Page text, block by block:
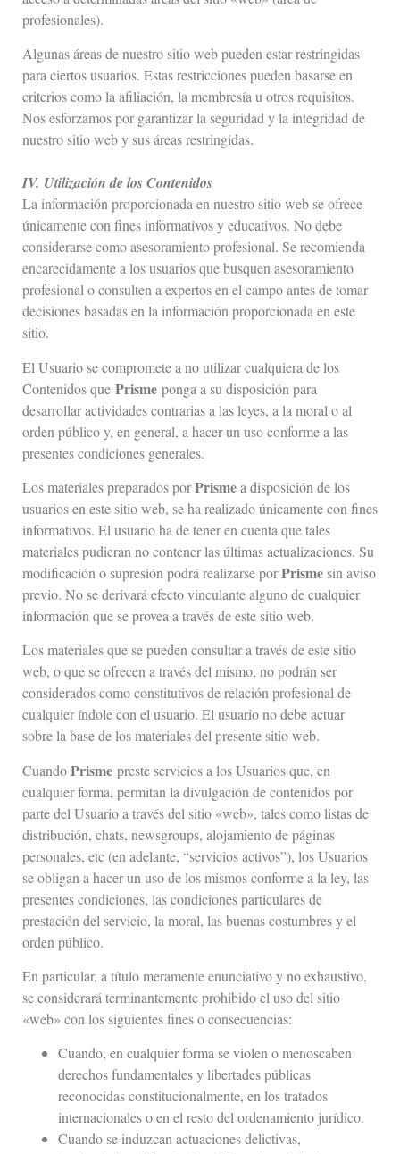
profesionales).
Algunas áreas de nuestro sitio web pueden estar restringidas
para ciertos usuarios. Estas restricciones pueden basarse en
criterios como la afiliación, la membresía u otros requisitos.
Nos esforzamos por garantizar la seguridad y la integridad de
nuestro sitio web y sus áreas restringidas.
IV. Utilización de los Contenidos
La información proporcionada en nuestro sitio web se ofrece
únicamente con fines informativos y educativos. No debe
considerarse como asesoramiento profesional. Se recomienda
encarecidamente a los usuarios que busquen asesoramiento
profesional o consulten a expertos en el campo antes de tomar
decisiones basadas en la información proporcionada en este
sitio.
El Usuario se compromete a no utilizar cualquiera de los
Contenidos que Prisme ponga a su disposición para
desarrollar actividades contrarias a las leyes, a la moral o al
orden público y, en general, a hacer un uso conforme a las
presentes condiciones generales.
Los materiales preparados porPrismea disposición de los
usuarios en este sitio web, se ha realizado únicamente con fines
informativos. El usuario ha de tener en cuenta que tales
materiales pudieran no contener las últimas actualizaciones. Su
modificación o supresión podrá realizarse porPrisme sin aviso
previo. No se derivará efecto vinculante alguno de cualquier
información que se provea a través de este sitio web.
Los materiales que se pueden consultar a través de este sitio
web, o que se ofrecen a través del mismo, no podrán ser
considerados como constitutivos de relación profesional de
cualquier índole con el usuario. El usuario no debe actuar
sobre la base de los materiales del presente sitio web.
CuandoPrisme preste servicios a los Usuarios que, en
cualquier forma, permitan la divulgación de contenidos por
parte del Usuario a través del sitio «web», tales como listas de
distribución, chats, newsgroups, alojamiento de páginas
personales, etc (en adelante, “servicios activos”), los Usuarios
se obligan a hacer un uso de los mismos conforme a la ley, las
presentes condiciones, las condiciones particulares de
prestación del servicio, la moral, las buenas costumbres y el
orden público.
En particular, a título meramente enunciativo y no exhaustivo,
se considerará terminantemente prohibido el uso del sitio
«web» con los siguientes fines o consecuencias:
Cuando, en cualquier forma se violen o menoscaben
derechos fundamentales y libertades públicas
reconocidas constitucionalmente, en los tratados
internacionales o en el resto del ordenamiento jurídico.
Cuando se induzcan actuaciones delictivas,